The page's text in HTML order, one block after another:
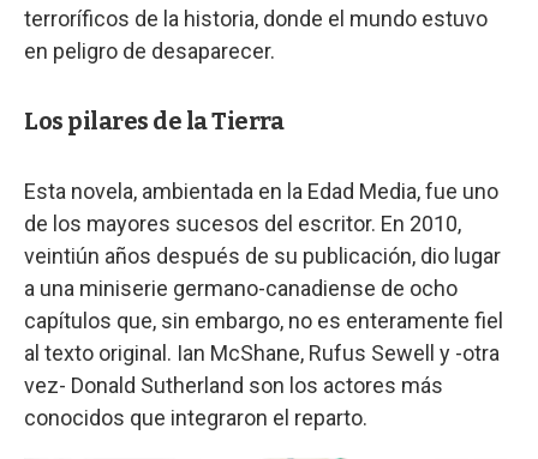
terroríficos de la historia, donde el mundo estuvo
en peligro de desaparecer.
Los pilares de la Tierra
Esta novela, ambientada en la Edad Media, fue uno
de los mayores sucesos del escritor. En 2010,
veintiún años después de su publicación, dio lugar
a una miniserie germano-canadiense de ocho
capítulos que, sin embargo, no es enteramente fiel
al texto original. Ian McShane, Rufus Sewell y -otra
vez- Donald Sutherland son los actores más
conocidos que integraron el reparto.